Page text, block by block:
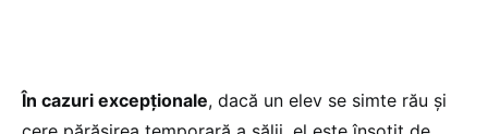
În cazuri excepționale, dacă un elev se simte rău și